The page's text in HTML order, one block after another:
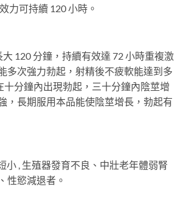
力可持續 120 小時。
120 分鐘，持續有效達 72 小時重複激
多次強力勃起，射精後不疲軟能達到多
十分鐘內出現勃起，三十分鐘內陰莖增
，長期服用本品能使陰莖增長，勃起有
小 , 生殖器發育不良、中壯老年體弱腎
性慾減退者。